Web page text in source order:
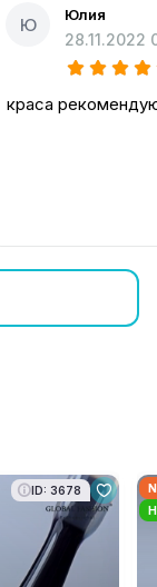
Ю Юлия
28.11.2022
краса
ID: 3678